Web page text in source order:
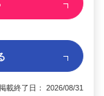
終了日： 2026/08/31